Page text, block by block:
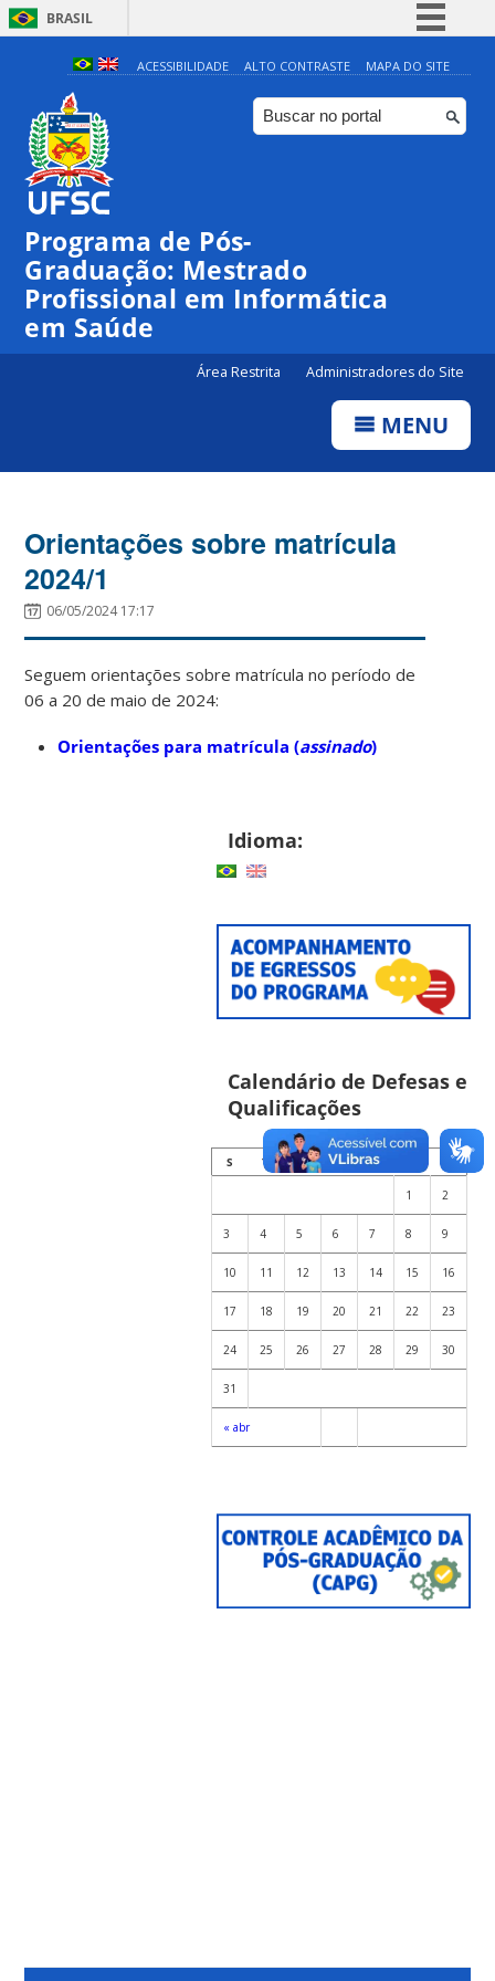
BRASIL
Simplifique!
Comunica BR
Participe
ACESSIBILIDADE ALTO CONTRASTE MAPA DO SITE
Programa de Pós-
Graduação: Mestrado
Profissional em Informática
em Saúde
Área Restrita Administradores do Site
MENU
Orientações sobre matrícula
2024/1
06/05/2024 17:17
Seguem orientações sobre matrícula no período de
06 a 20 de maio de 2024:
Orientações para matrícula (assinado)
Idioma:
Calendário de Defesas e
Qualificações
AGOSTO
S
T Q Q S D
« abr
1 2
3 4 5 6 7 8 9
10 11 12 13 14 15 16
17 18 19 20 21 22 23
24 25 26 27 28 29 30
31